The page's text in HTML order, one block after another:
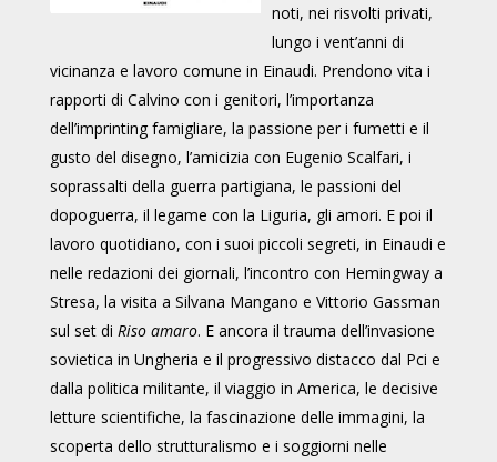
noti, nei risvolti privati,
lungo i vent’anni di
vicinanza e lavoro comune in Einaudi. Prendono vita i
rapporti di Calvino con i genitori, l’importanza
dell’imprinting famigliare, la passione per i fumetti e il
gusto del disegno, l’amicizia con Eugenio Scalfari, i
soprassalti della guerra partigiana, le passioni del
dopoguerra, il legame con la Liguria, gli amori. E poi il
lavoro quotidiano, con i suoi piccoli segreti, in Einaudi e
nelle redazioni dei giornali, l’incontro con Hemingway a
Stresa, la visita a Silvana Mangano e Vittorio Gassman
sul set di Riso amaro. E ancora il trauma dell’invasione
sovietica in Ungheria e il progressivo distacco dal Pci e
dalla politica militante, il viaggio in America, le decisive
letture scientifiche, la fascinazione delle immagini, la
scoperta dello strutturalismo e i soggiorni nelle